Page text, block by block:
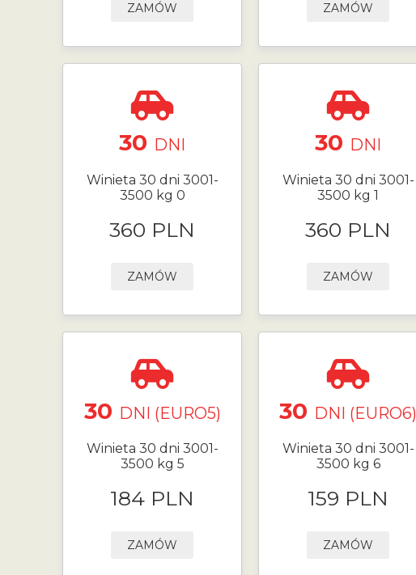
ZAMÓW ZAMÓW
30 DNI
Winieta 30 dni 3001-
3500 kg 0
360 PLN
ZAMÓW
30 DNI
Winieta 30 dni 3001-
3500 kg 1
360 PLN
ZAMÓW
30 DNI (EURO5)
Winieta 30 dni 3001-
3500 kg 5
184 PLN
ZAMÓW
30 DNI (EURO6)
Winieta 30 dni 3001-
3500 kg 6
159 PLN
ZAMÓW